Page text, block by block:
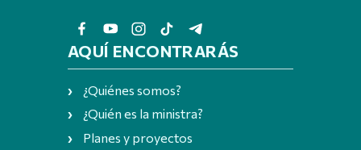
AQUÍ ENCONTRARÁS
¿Quiénes somos?
¿Quién es la ministra?
Planes y proyectos